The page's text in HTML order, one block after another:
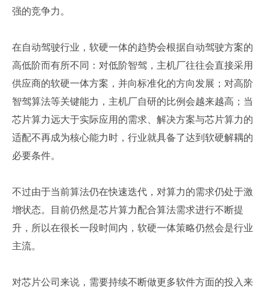
强的竞争力。
在自动驾驶行业，软硬一体的趋势会根据自动驾驶方案的
高低阶而有所不同：对低阶智驾，主机厂往往会直接采用
供应商的软硬一体方案，并向标准化的方向发展；对高阶
智驾算法等关键能力，主机厂自研的比例会越来越高；当
芯片算力远大于实际应用的需求、解决方案与芯片算力的
适配不再成为核心能力时，行业就具备了达到软硬解耦的
必要条件。
不过由于当前算法仍在快速迭代，对算力的需求仍处于激
增状态。目前仍然是芯片算力配合算法需求进行不断提
升，所以在很长一段时间内，软硬一体策略仍然会是行业
主流。
对芯片公司来说，需要持续不断做更多软件方面的投入来